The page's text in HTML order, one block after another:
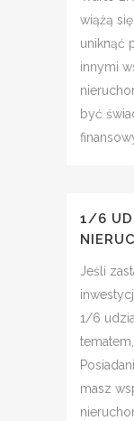
wiążą
uniknąć
innymi
być
1/6
Jeśli
1/6
masz